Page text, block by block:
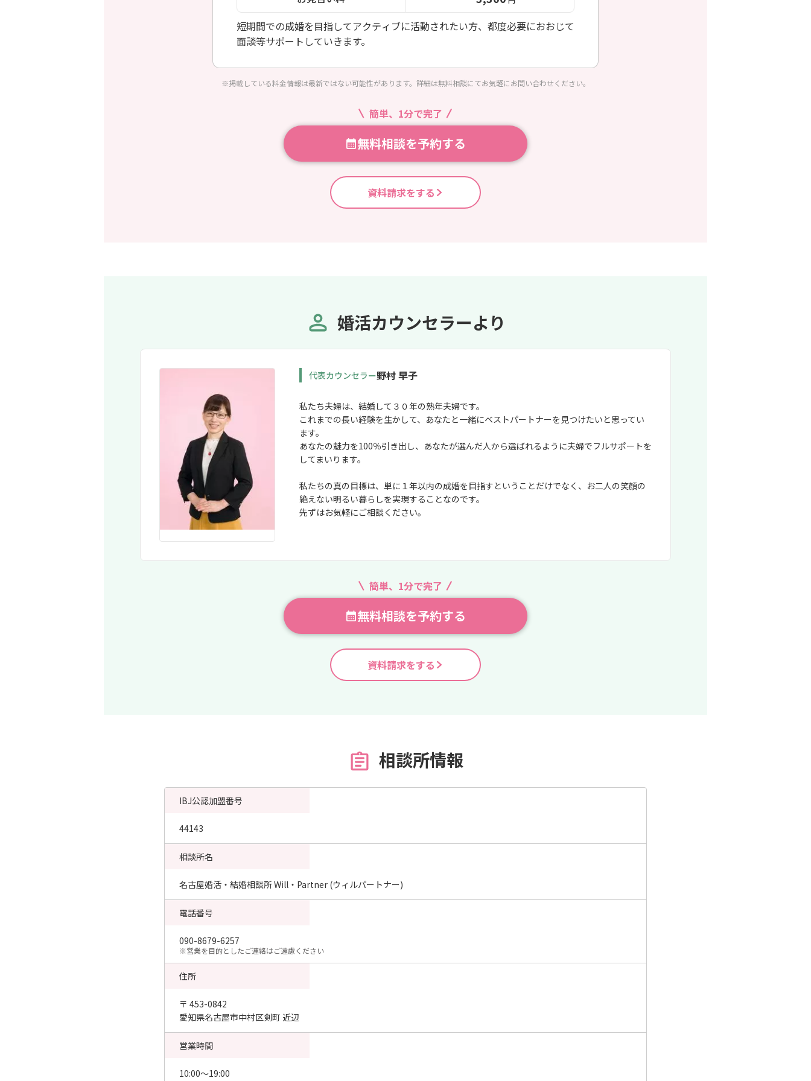
短期間での成婚を目指してアクティブに活動されたい方、都度必要におおじて
面談等サポートしていきます。
※掲載している料金情報は最新ではない可能性があります。詳細は無料相談にてお気軽にお問い合わせください。
簡単、1分で完了
無料相談を予約する
資料請求をする
婚活カウンセラーより
代表カウンセラー野村 早子
私たち夫婦は、結婚して３０年の熟年夫婦です。
これまでの長い経験を生かして、あなたと一緒にベストパートナーを見つけたいと思ってい
ます。
あなたの魅力を100％引き出し、あなたが選んだ人から選ばれるように夫婦でフルサポートを
してまいります。
私たちの真の目標は、単に１年以内の成婚を目指すということだけでなく、お二人の笑顔の
絶えない明るい暮らしを実現することなのです。
先ずはお気軽にご相談ください。
簡単、1分で完了
無料相談を予約する
資料請求をする
相談所情報
IBJ公認加盟番号
44143
相談所名
名古屋婚活・結婚相談所 Will・Partner (ウィルパートナー)
電話番号
090-8679-6257
​※営業を目的としたご連絡はご遠慮ください
住所
〒 453-0842
愛知県名古屋市中村区剣町 近辺
営業時間
10:00〜19:00